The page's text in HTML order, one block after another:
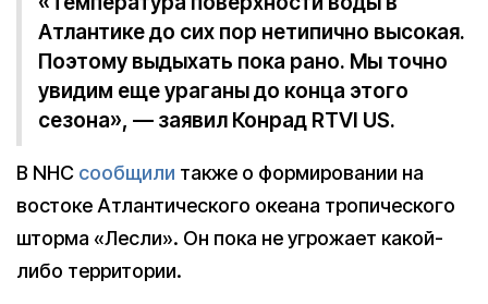
Атлантике до сих пор нетипично высокая.
Поэтому выдыхать пока рано. Мы точно
увидим еще ураганы до конца этого
сезона», — заявил Конрад RTVI US.
В NHC сообщили также о формировании на
востоке Атлантического океана тропического
шторма «Лесли». Он пока не угрожает какой-
либо территории.